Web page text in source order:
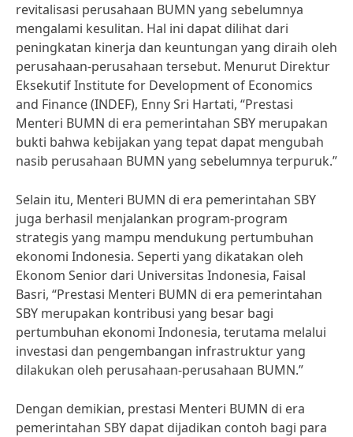
revitalisasi perusahaan BUMN yang sebelumnya
mengalami kesulitan. Hal ini dapat dilihat dari
peningkatan kinerja dan keuntungan yang diraih oleh
perusahaan-perusahaan tersebut. Menurut Direktur
Eksekutif Institute for Development of Economics
and Finance (INDEF), Enny Sri Hartati, “Prestasi
Menteri BUMN di era pemerintahan SBY merupakan
bukti bahwa kebijakan yang tepat dapat mengubah
nasib perusahaan BUMN yang sebelumnya terpuruk.”
Selain itu, Menteri BUMN di era pemerintahan SBY
juga berhasil menjalankan program-program
strategis yang mampu mendukung pertumbuhan
ekonomi Indonesia. Seperti yang dikatakan oleh
Ekonom Senior dari Universitas Indonesia, Faisal
Basri, “Prestasi Menteri BUMN di era pemerintahan
SBY merupakan kontribusi yang besar bagi
pertumbuhan ekonomi Indonesia, terutama melalui
investasi dan pengembangan infrastruktur yang
dilakukan oleh perusahaan-perusahaan BUMN.”
Dengan demikian, prestasi Menteri BUMN di era
pemerintahan SBY dapat dijadikan contoh bagi para